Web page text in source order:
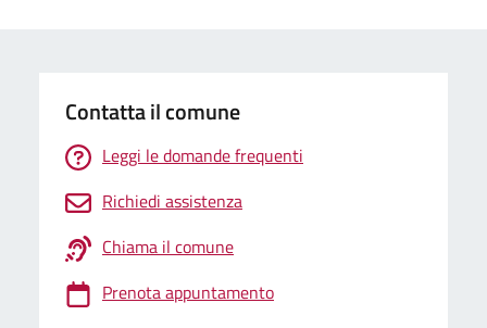
Contatta il comune
Leggi le domande frequenti
Richiedi assistenza
Chiama il comune
Prenota appuntamento